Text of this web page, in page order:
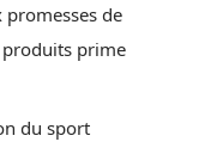
promesses de
produits prime
du sport